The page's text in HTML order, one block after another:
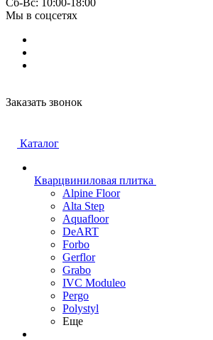
Cб-Вс: 10:00-18:00
Мы в соцсетях
Заказать звонок
Каталог
Кварцвиниловая плитка
Alpine Floor
Alta Step
Aquafloor
DeART
Forbo
Gerflor
Grabo
IVC Moduleo
Pergo
Polystyl
Еще